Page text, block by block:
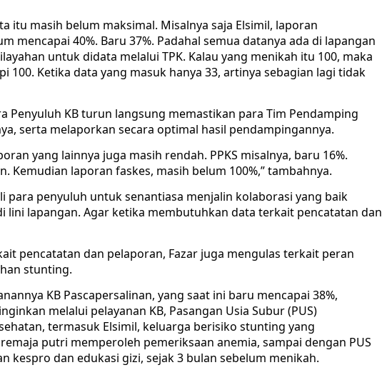
itu masih belum maksimal. Misalnya saja Elsimil, laporan
mencapai 40%. Baru 37%. Padahal semua datanya ada di lapangan
untuk didata melalui TPK. Kalau yang menikah itu 100, maka
100. Ketika data yang masuk hanya 33, artinya sebagian lagi tidak
Penyuluh KB turun langsung memastikan para Tim Pendamping
serta melaporkan secara optimal hasil pendampingannya.
yang lainnya juga masih rendah. PPKS misalnya, baru 16%.
Kemudian laporan faskes, masih belum 100%,” tambahnya.
para penyuluh untuk senantiasa menjalin kolaborasi yang baik
lini lapangan. Agar ketika membutuhkan data terkait pencatatan dan
pencatatan dan pelaporan, Fazar juga mengulas terkait peran
stunting.
KB Pascapersalinan, yang saat ini baru mencapai 38%,
melalui pelayanan KB, Pasangan Usia Subur (PUS)
termasuk Elsimil, keluarga berisiko stunting yang
putri memperoleh pemeriksaan anemia, sampai dengan PUS
kespro dan edukasi gizi, sejak 3 bulan sebelum menikah.